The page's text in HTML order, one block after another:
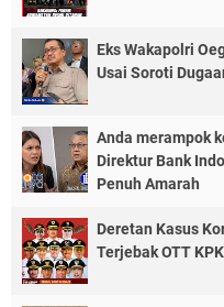
Eks Wakapolri
Usai Soroti
Anda merampok
Direktur Bank
Penuh Amarah
Deretan Kasus
Terjebak OTT